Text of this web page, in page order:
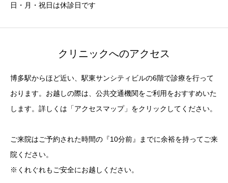
日・月・祝日は休診日です
クリニックへのアクセス
博多駅からほど近い、駅東サンシティビルの6階で診療を行って
おります。お越しの際は、公共交通機関をご利用をおすすめいた
します。詳しくは「アクセスマップ」をクリックしてください。
ご来院はご予約された時間の『10分前』までに余裕を持ってご来
院ください。
※くれぐれもご安全にお越しください。